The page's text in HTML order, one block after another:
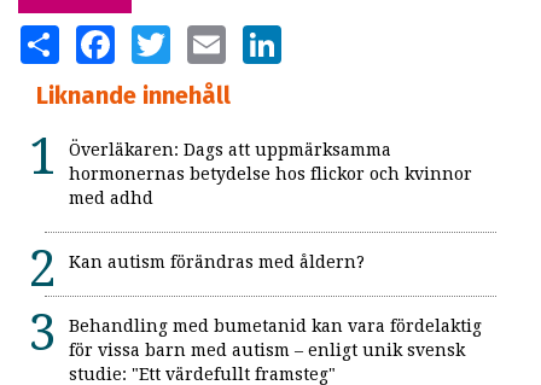
SHARE FACEBOOKTWITTER EMAIL
Liknande innehåll
Överläkaren: Dags att uppmärksamma
hormonernas betydelse hos flickor och kvinnor
med adhd
Kan autism förändras med åldern?
Behandling med bumetanid kan vara fördelaktig
för vissa barn med autism – enligt unik svensk
studie: "Ett värdefullt framsteg"